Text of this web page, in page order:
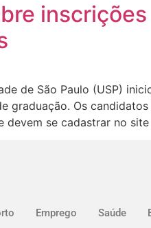
de São Paulo (USP)
graduação. Os
devem se cadastrar no
Emprego Saúde